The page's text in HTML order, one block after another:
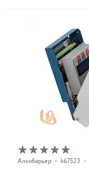
Алкобарьер • k67523 •